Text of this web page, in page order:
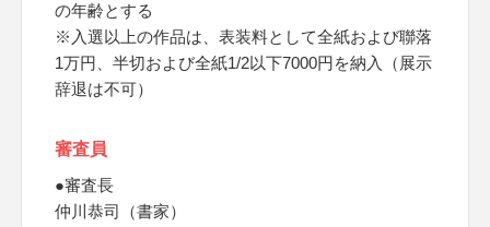
の年齢とする
※入選以上の作品は、表装料として全紙および聯落
1万円、半切および全紙1/2以下7000円を納入（展示
辞退は不可）
審査員
●審査長
仲川恭司（書家）